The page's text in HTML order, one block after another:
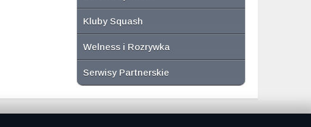
Kluby Squash
Welness i Rozrywka
Serwisy Partnerskie